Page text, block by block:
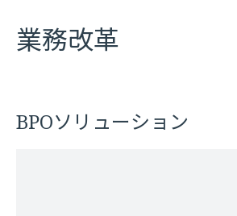
業務改革
BPOソリューション